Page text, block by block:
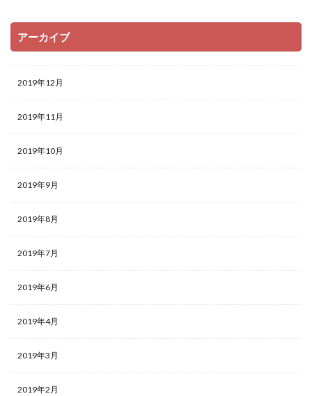
アーカイブ
2019年12月
2019年11月
2019年10月
2019年9月
2019年8月
2019年7月
2019年6月
2019年4月
2019年3月
2019年2月